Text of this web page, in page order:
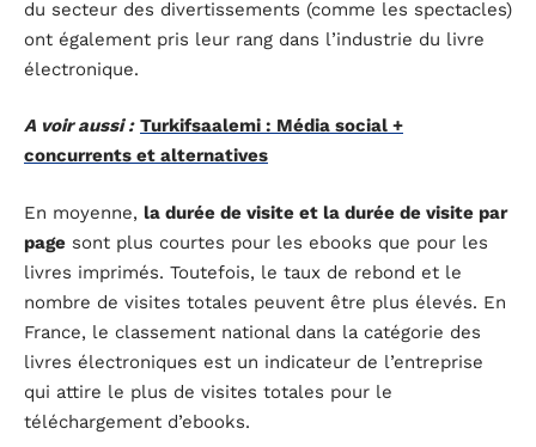
du secteur des divertissements (comme les spectacles)
ont également pris leur rang dans l’industrie du livre
électronique.
A voir aussi : Turkifsaalemi : Média social +
concurrents et alternatives
En moyenne, la durée de visite et la durée de visite par
page sont plus courtes pour les ebooks que pour les
livres imprimés. Toutefois, le taux de rebond et le
nombre de visites totales peuvent être plus élevés. En
France, le classement national dans la catégorie des
livres électroniques est un indicateur de l’entreprise
qui attire le plus de visites totales pour le
téléchargement d’ebooks.